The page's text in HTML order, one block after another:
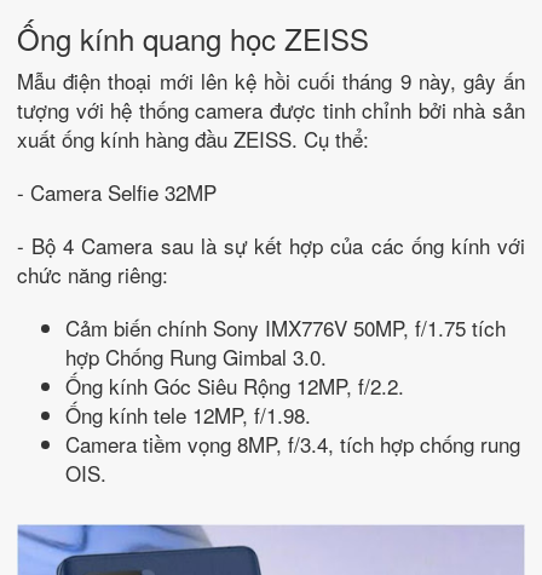
Ống kính quang học ZEISS
Mẫu điện thoại mới lên kệ hồi cuối tháng 9 này, gây ấn
tượng với hệ thống camera được tinh chỉnh bởi nhà sản
xuất ống kính hàng đầu ZEISS. Cụ thể:
- Camera Selfie 32MP
- Bộ 4 Camera sau là sự kết hợp của các ống kính với
chức năng riêng:
Cảm biến chính Sony IMX776V 50MP, f/1.75 tích
hợp Chống Rung Gimbal 3.0.
Ống kính Góc Siêu Rộng 12MP, f/2.2.
Ống kính tele 12MP, f/1.98.
Camera tiềm vọng 8MP, f/3.4, tích hợp chống rung
OIS.